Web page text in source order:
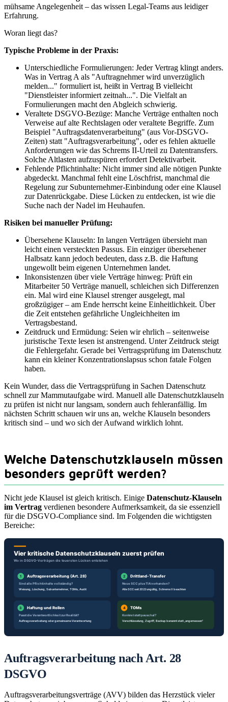
mühsame Angelegenheit – das wissen Legal-Teams aus leidiger
Erfahrung.
Woran liegt das?
Typische Probleme in der Praxis:
Unterschiedliche Formulierungen: Jeder Vertrag klingt anders.
Was in Vertrag A als "Auftragnehmer wird unverzüglich
melden..." formuliert ist, heißt in Vertrag B vielleicht
"Dienstleister informiert zeitnah...". Die Vielfalt an
Formulierungen macht den Abgleich schwierig.
Veraltete DSGVO-Bezüge: Manche Verträge enthalten noch
Verweise auf alte Rechtslagen oder veraltete Begriffe. Zum
Beispiel "Auftragsdatenverarbeitung" (aus Vor-DSGVO-
Zeiten) statt "Auftragsverarbeitung", oder es fehlen aktuelle
Anforderungen wie das Schrems II-Urteil zu Datentransfers.
Solche Altlasten aufzuspüren erfordert Detektivarbeit.
Fehlende Pflichtinhalte: Nicht immer sind alle nötigen Punkte
abgedeckt. Manchmal fehlt eine Löschfrist, manchmal die
Regelung zur Subunternehmer-Einbindung oder eine Klausel
zur Datenrückgabe. Diese Lücken zu entdecken, ist wie die
Suche nach der Nadel im Heuhaufen.
Risiken bei manueller Prüfung:
Übersehene Klauseln: In langen Verträgen übersieht man
leicht einen versteckten Passus. Ein einziger übersehener
Halbsatz kann jedoch bedeuten, dass z.B. die Haftung
ungewollt beim eigenen Unternehmen landet.
Inkonsistenzen über viele Verträge hinweg: Prüft ein
Mitarbeiter 50 Verträge manuell, schleichen sich Differenzen
ein. Mal wird eine Klausel strenger ausgelegt, mal
großzügiger – am Ende herrscht keine Einheitlichkeit. Über
die Zeit entstehen gefährliche Ungleichheiten im
Vertragsbestand.
Zeitdruck und Ermüdung: Seien wir ehrlich – seitenweise
juristische Texte lesen ist anstrengend. Unter Zeitdruck steigt
die Fehlergefahr. Gerade bei Vertragsprüfung im Datenschutz
kann ein kleiner Konzentrationslapsus schon fatale Folgen
haben.
Kein Wunder, dass die Vertragsprüfung in Sachen Datenschutz
schnell zur Mammutaufgabe wird. Manuell alle Datenschutzklauseln
zu prüfen ist nicht nur langsam, sondern auch fehleranfällig. Im
nächsten Schritt schauen wir uns an, welche Klauseln besonders
kritisch sind – und wo sich der Aufwand wirklich lohnt.
Welche Datenschutzklauseln müssen
besonders geprüft werden?
Nicht jede Klausel ist gleich kritisch. Einige Datenschutz-Klauseln
im Vertrag verdienen besondere Aufmerksamkeit, da sie essenziell
für die DSGVO-Compliance sind. Im Folgenden die wichtigsten
Bereiche:
Auftragsverarbeitung nach Art. 28
DSGVO
Auftragsverarbeitungsverträge (AVV) bilden das Herzstück vieler